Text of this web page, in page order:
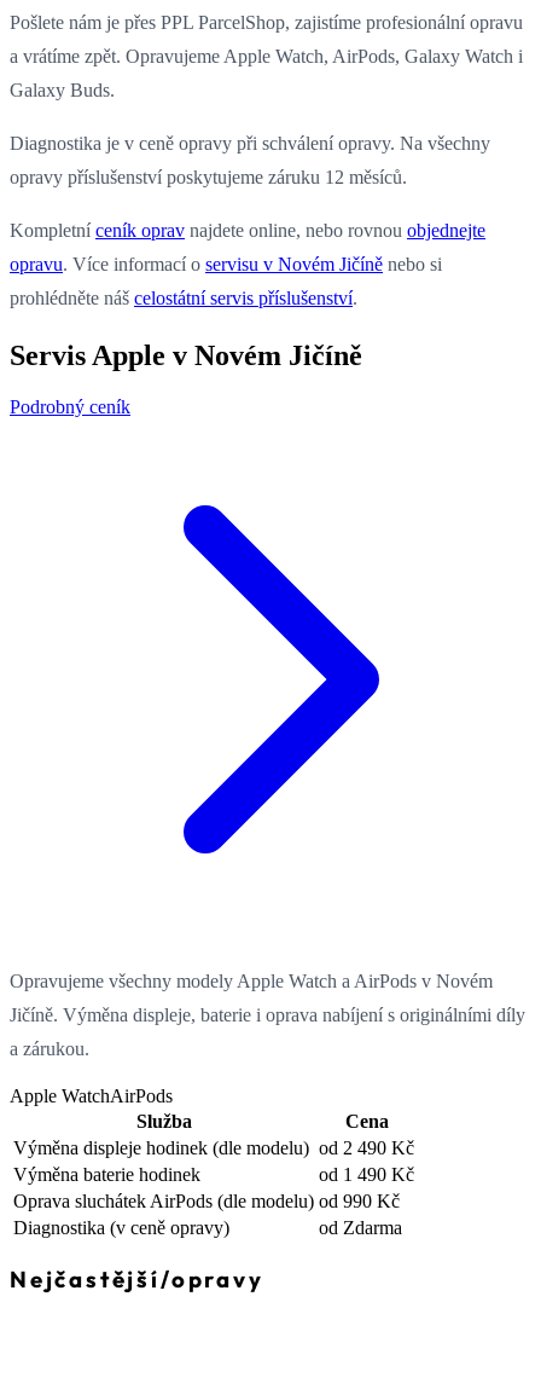
Pošlete nám je přes PPL ParcelShop, zajistíme profesionální opravu
a vrátíme zpět. Opravujeme Apple Watch, AirPods, Galaxy Watch i
Galaxy Buds.
Diagnostika je v ceně opravy při schválení opravy. Na všechny
opravy příslušenství poskytujeme záruku 12 měsíců.
Kompletníceník oprav najdete online, nebo rovnou objednejte
opravu. Více informací o servisu v Novém Jičíně nebo si
prohlédněte náš celostátní servis příslušenství.
Servis Apple v Novém Jičíně
Podrobný ceník
Opravujeme všechny modely Apple Watch a AirPods v Novém
Jičíně. Výměna displeje, baterie i oprava nabíjení s originálními díly
a zárukou.
Apple WatchAirPods
Služba
Cena
Výměna displeje hodinek (dle modelu) od 2 490 Kč
Výměna baterie hodinek
od 1 490 Kč
Oprava sluchátek AirPods (dle modelu) od 990 Kč
Diagnostika (v ceně opravy) od Zdarma
Nejčastější/opravy